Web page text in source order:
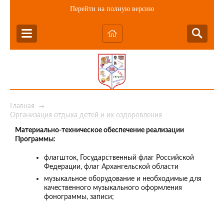
Перейти на полную версию
Главная →
Организация отдыха детей и их оздоровления
Материально-техническое обеспечение реализации
Программы:
флагшток, Государственный флаг Российской
Федерации, флаг Архангельской области
музыкальное оборудование и необходимые для
качественного музыкального оформления
фонограммы, записи;